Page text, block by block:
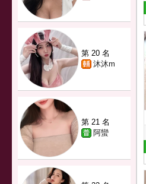
第 20 名
沐沐m
第 21 名
阿蠻